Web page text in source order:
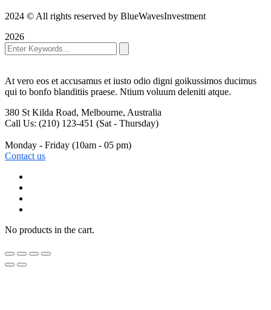
2024 © All rights reserved by BlueWavesInvestment
2026
At vero eos et accusamus et iusto odio digni goikussimos ducimus
qui to bonfo blanditiis praese. Ntium voluum deleniti atque.
380 St Kilda Road, Melbourne, Australia
Call Us: (210) 123-451 (Sat - Thursday)
Monday - Friday (10am - 05 pm)
Contact us
No products in the cart.